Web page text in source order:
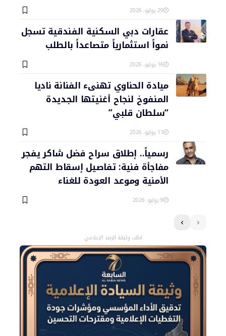
29 يوليو، 2026
عقارات دبي السكنية الفندقية تسجل
نمواً استثمارياً متصاعداً بالطلب
16 يوليو، 2026
ميادة الحناوي تهنىء الفنانة ناديا
المنفوخ لنجاح أغنيتها الجديدة
“سلطان قلبي”
11 يوليو، 2026
رسمياً.. إطلاق سراح فضل شاكر يفجر
مفاجأة فنية: تفاصيل إسقاط التهم
الأمنية وموعد العودة للغناء
9 يوليو، 2026
اطلب وثيقة الرصد الإعلامي